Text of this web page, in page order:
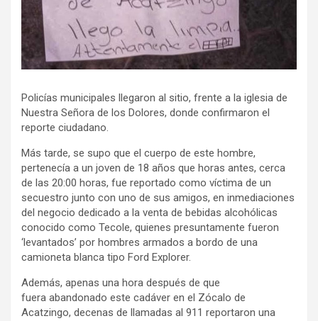
Policías municipales llegaron al sitio, frente a la iglesia de
Nuestra Señora de los Dolores, donde confirmaron el
reporte ciudadano.
Más tarde, se supo que el cuerpo de este hombre,
pertenecía a un joven de 18 años que horas antes, cerca
de las 20:00 horas, fue reportado como víctima de un
secuestro junto con uno de sus amigos, en inmediaciones
del negocio dedicado a la venta de bebidas alcohólicas
conocido como Tecole, quienes presuntamente fueron
‘levantados’ por hombres armados a bordo de una
camioneta blanca tipo Ford Explorer.
Además, apenas una hora después de que
fuera abandonado este cadáver en el Zócalo de
Acatzingo, decenas de llamadas al 911 reportaron una